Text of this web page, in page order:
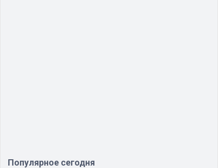
Популярное сегодня